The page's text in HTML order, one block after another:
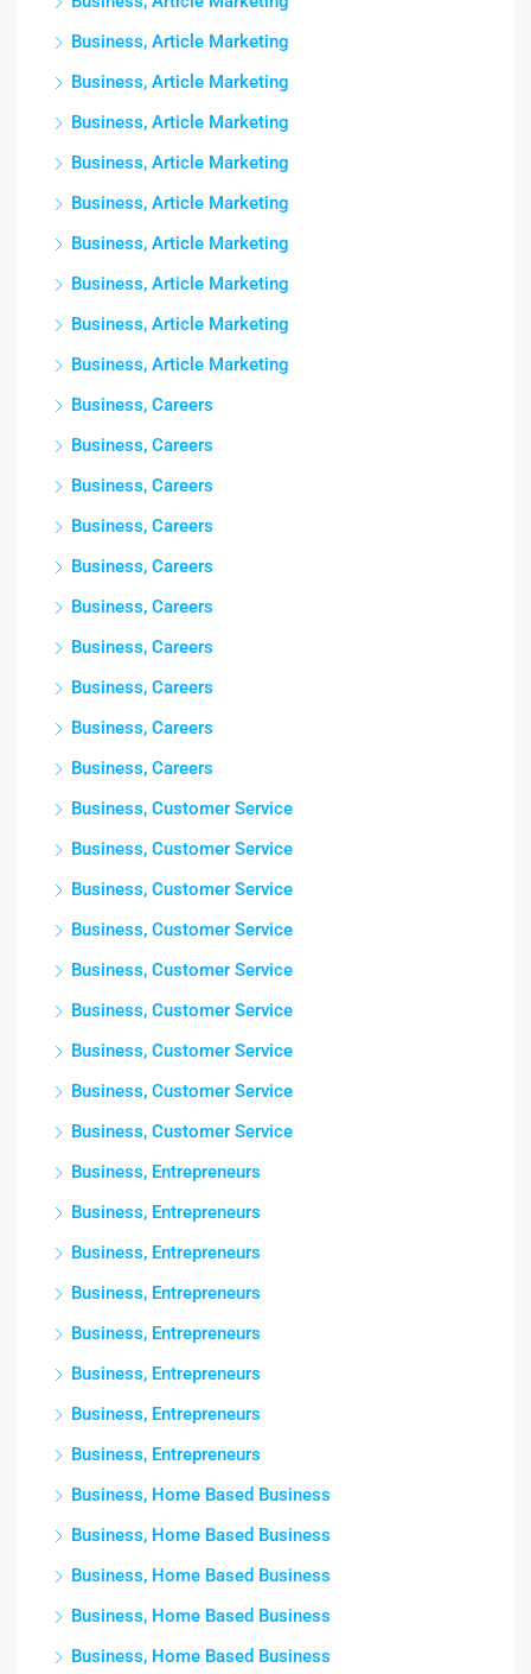
Business, Article Marketing
Business, Article Marketing
Business, Article Marketing
Business, Article Marketing
Business, Article Marketing
Business, Article Marketing
Business, Article Marketing
Business, Article Marketing
Business, Article Marketing
Business, Careers
Business, Careers
Business, Careers
Business, Careers
Business, Careers
Business, Careers
Business, Careers
Business, Careers
Business, Careers
Business, Careers
Business, Customer Service
Business, Customer Service
Business, Customer Service
Business, Customer Service
Business, Customer Service
Business, Customer Service
Business, Customer Service
Business, Customer Service
Business, Customer Service
Business, Entrepreneurs
Business, Entrepreneurs
Business, Entrepreneurs
Business, Entrepreneurs
Business, Entrepreneurs
Business, Entrepreneurs
Business, Entrepreneurs
Business, Entrepreneurs
Business, Home Based Business
Business, Home Based Business
Business, Home Based Business
Business, Home Based Business
Business, Home Based Business